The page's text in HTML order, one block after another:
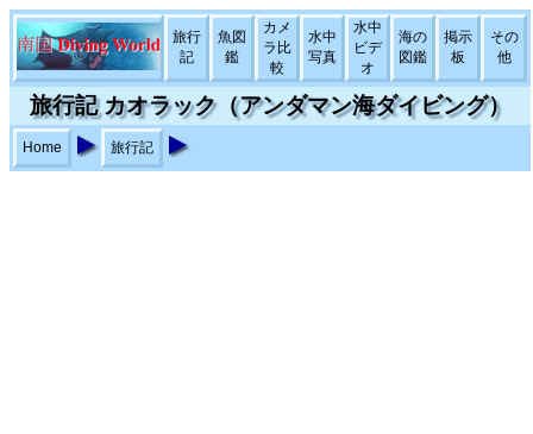
旅行
記
魚図
鑑
カメ
ラ比
較
水中
写真
水中
ビデ
オ
海の
図鑑
掲示
板
その
他
旅行記 カオラック（アンダマン海ダイビング）
Home 旅行記